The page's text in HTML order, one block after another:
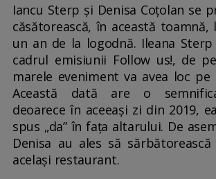
Iancu Sterp și Denisa Coțolan se
căsătorească, în această
un an de la logodnă. Ileana
cadrul emisiunii Follow us!, de
marele eveniment va avea loc
Această dată are o
deoarece în aceeași zi din 2019,
spus „da” în fața altarului. De
Denisa au ales să
același restaurant.